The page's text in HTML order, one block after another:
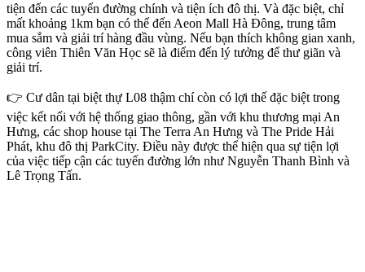
tiện đến các tuyến đường chính và tiện ích đô thị. Và đặc biệt, chỉ
mất khoảng 1km bạn có thể đến Aeon Mall Hà Đông, trung tâm
mua sắm và giải trí hàng đầu vùng. Nếu bạn thích không gian xanh,
công viên Thiên Văn Học sẽ là điểm đến lý tưởng để thư giãn và
giải trí.
👉 Cư dân tại biệt thự L08 thậm chí còn có lợi thế đặc biệt trong
việc kết nối với hệ thống giao thông, gần với khu thương mại An
Hưng, các shop house tại The Terra An Hưng và The Pride Hải
Phát, khu đô thị ParkCity. Điều này được thể hiện qua sự tiện lợi
của việc tiếp cận các tuyến đường lớn như Nguyễn Thanh Bình và
Lê Trọng Tấn.